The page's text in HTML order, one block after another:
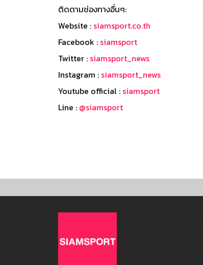
ติดตามช่องทางอื่นๆ:
Website : siamsport.co.th
Facebook : siamsport
Twitter : siamsport_news
Instagram : siamsport_news
Youtube official : siamsport
Line : @siamsport